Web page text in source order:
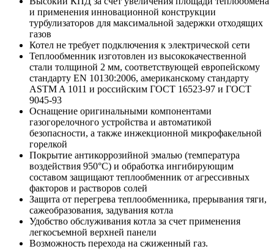
и применения инновационной конструкции
турбулизаторов для максимальной задержки отходящих
газов
Котел не требует подключения к электрической сети
Теплообменник изготовлен из высококачественной
стали толщиной 2 мм, соответствующей европейскому
стандарту EN 10130:2006, американскому стандарту
ASTM A 1011 и российским ГОСТ 16523-97 и ГОСТ
9045-93
Оснащение оригинальными компонентами
газогорелочного устройства и автоматикой
безопасности, а также инжекционной микрофакельной
горелкой
Покрытие антикоррозийной эмалью (температура
воздействия 950°С) и обработка ингибирующим
составом защищают теплообменник от агрессивных
факторов и растворов солей
Защита от перегрева теплообменника, прерывания тяги,
сажеобразования, задувания котла
Удобство обслуживания котла за счет применения
легкосъемной верхней панели
Возможность перехода на сжиженный газ.